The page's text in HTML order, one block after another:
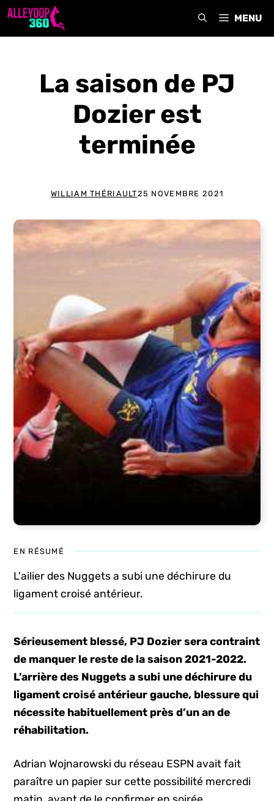
Aller
MENU
La saison de PJ
Dozier est
terminée
WILLIAM THÉRIAULT25 NOVEMBRE 2021
EN RÉSUMÉ
L'ailier des Nuggets a subi une déchirure du
ligament croisé antérieur.
Sérieusement blessé, PJ Dozier sera contraint
de manquer le reste de la saison 2021-2022.
L’arrière des Nuggets a subi une déchirure du
ligament croisé antérieur gauche, blessure qui
nécessite habituellement près d’un an de
réhabilitation.
Adrian Wojnarowski du réseau ESPN avait fait
paraître un papier sur cette possibilité mercredi